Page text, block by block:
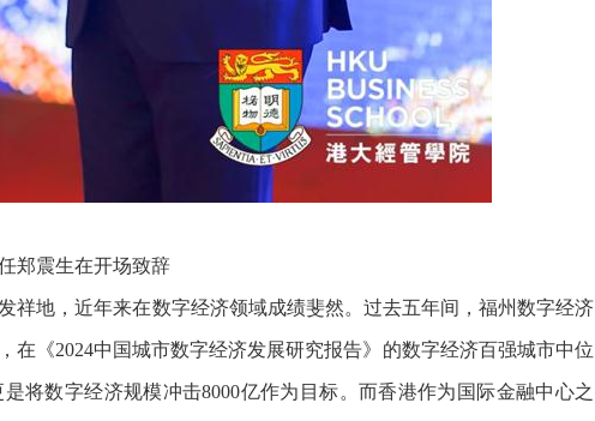
郑震生在开场致辞
祥地，近年来在数字经济领域成绩斐然。过去五年间，福州数字经济
在《2024中国城市数字经济发展研究报告》的数字经济百强城市中位
将数字经济规模冲击8000亿作为目标。而香港作为国际金融中心之